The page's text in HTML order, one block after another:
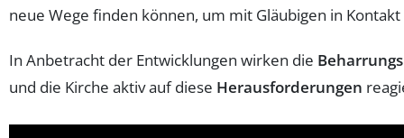
neue Wege finden können, um mit Gläubigen in
In Anbetracht der Entwicklungen wirken die
und die Kirche aktiv auf diese Herausforderungen